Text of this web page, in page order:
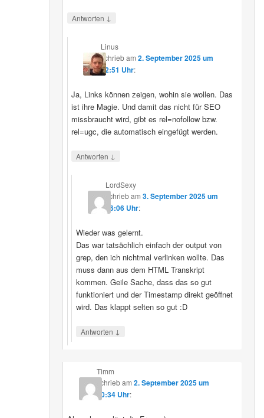
Antworten ↓
Linus
schriebam2. September 2025 um
12:51 Uhr:
Ja, Links können zeigen, wohin sie wollen. Das
ist ihre Magie. Und damit das nicht für SEO
missbraucht wird, gibt es rel=nofollow bzw.
rel=ugc, die automatisch eingefügt werden.
Antworten ↓
LordSexy
schriebam 3. September 2025 um
16:06 Uhr:
Wieder was gelernt.
Das war tatsächlich einfach der output von
grep, den ich nichtmal verlinken wollte. Das
muss dann aus dem HTML Transkript
kommen. Geile Sache, dass das so gut
funktioniert und der Timestamp direkt geöffnet
wird. Das klappt selten so gut :D
Antworten ↓
Timm
schriebam 2. September 2025 um
10:34 Uhr: